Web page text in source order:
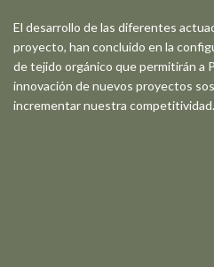
El desarrollo de las diferentes
proyecto, han concluido en la
de tejido orgánico que permitirán a
innovación de nuevos proyectos
incrementar nuestra competitividad.